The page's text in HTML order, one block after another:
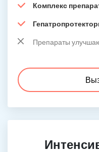
Комплекс
Препараты